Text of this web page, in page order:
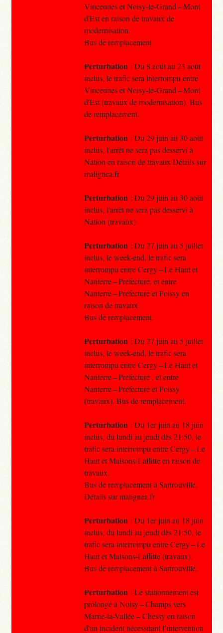
Vincennes et Noisy-le-Grand – Mont
d'Est en raison de travaux de
modernisation.
Bus de remplacement.
Perturbation : Du 8 août au 23 août
inclus, le trafic sera interrompu entre
Vincennes et Noisy-le-Grand – Mont
d'Est (travaux de modernisation). Bus
de remplacement.
Perturbation : Du 29 juin au 30 août
inclus, l'arrêt ne sera pas desservi à
Nation en raison de travaux Détails sur
malignea.fr
Perturbation : Du 29 juin au 30 août
inclus, l'arrêt ne sera pas desservi à
Nation (travaux)
Perturbation : Du 27 juin au 5 juillet
inclus, le week-end, le trafic sera
interrompu entre Cergy – Le Haut et
Nanterre – Préfecture, et entre
Nanterre – Préfecture et Poissy en
raison de travaux.
Bus de remplacement.
Perturbation : Du 27 juin au 5 juillet
inclus, le week-end, le trafic sera
interrompu entre Cergy – Le Haut et
Nanterre – Préfecture , et entre
Nanterre – Préfecture et Poissy
(travaux). Bus de remplacement.
Perturbation : Du 1er juin au 18 juin
inclus, du lundi au jeudi dès 21:50, le
trafic sera interrompu entre Cergy – Le
Haut et Maisons-Laffitte en raison de
travaux.
Bus de remplacement à Sartrouville.
Détails sur malignea.fr
Perturbation : Du 1er juin au 18 juin
inclus, du lundi au jeudi dès 21:50, le
trafic sera interrompu entre Cergy – Le
Haut et Maisons-Laffitte (travaux).
Bus de remplacement à Sartrouville.
Perturbation : Le stationnement est
prolongé à Noisy – Champs vers
Marne-la-Vallée – Chessy en raison
d'un incident nécessitant l’intervention